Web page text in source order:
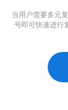
当用户需要多元
号即可快速进行